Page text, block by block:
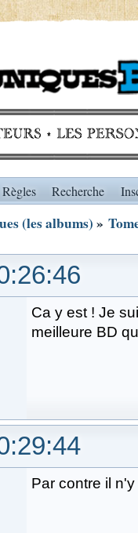
Règles Recherche
(les albums)»
Ca y est ! Je
meilleure BD
Par contre il